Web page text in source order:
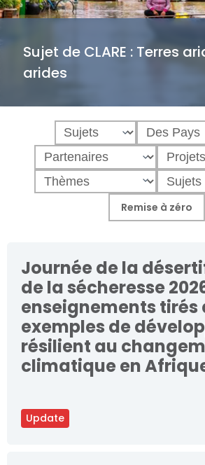
Sujet de CLARE : Terres
arides
Update
Journée de la
de la sécheresse
enseignements tirés
exemples de
résilient au
climatique en